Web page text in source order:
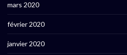
mars 2020
février 2020
janvier 2020